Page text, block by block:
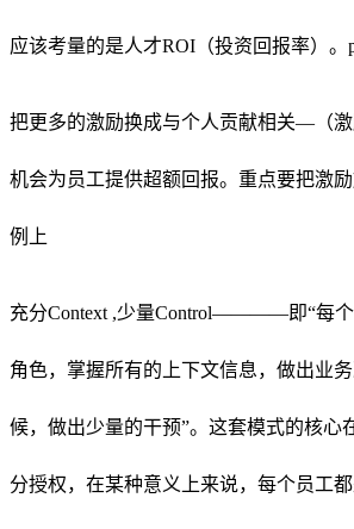
应该考量的是人才ROI（投资回报率）。
把更多的激励换成与个人贡献相关—（
机会为员工提供超额回报。重点要把激
例上
充分Context ,少量Control————即“每个
角色，掌握所有的上下文信息，做出业
候，做出少量的干预”。这套模式的核心
分授权，在某种意义上来说，每个员工